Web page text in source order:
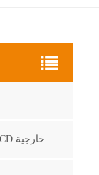
شاشة عرض إعلانات LCD خارجية